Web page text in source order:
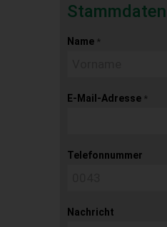
Stammdaten
Name *
E-Mail-Adresse *
Telefonnummer
Nachricht